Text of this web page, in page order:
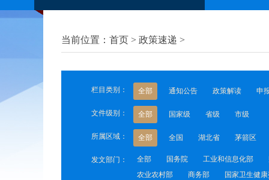
当前位置：首页 > 政策速递 >
栏目类别： 全部 通知公告 政策解读 申
文件级别： 全部 国家级 省级 市级
所属区域： 全部 全国 湖北省 茅箭区
发文部门： 全部 国务院 工业和信息化部
农业农村部
商务部 国家卫生健